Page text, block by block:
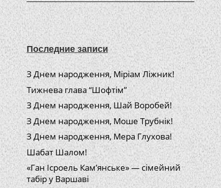
Последние записи
З Днем народження, Міріам Ліжник!
Тижнева глава “Шофтім”
З Днем народження, Шай Воробей!
З Днем народження, Моше Трубнік!
З Днем народження, Мера Глухова!
Шабат Шалом!
«Ган Ісроель Кам’янське» — сімейний
табір у Варшаві